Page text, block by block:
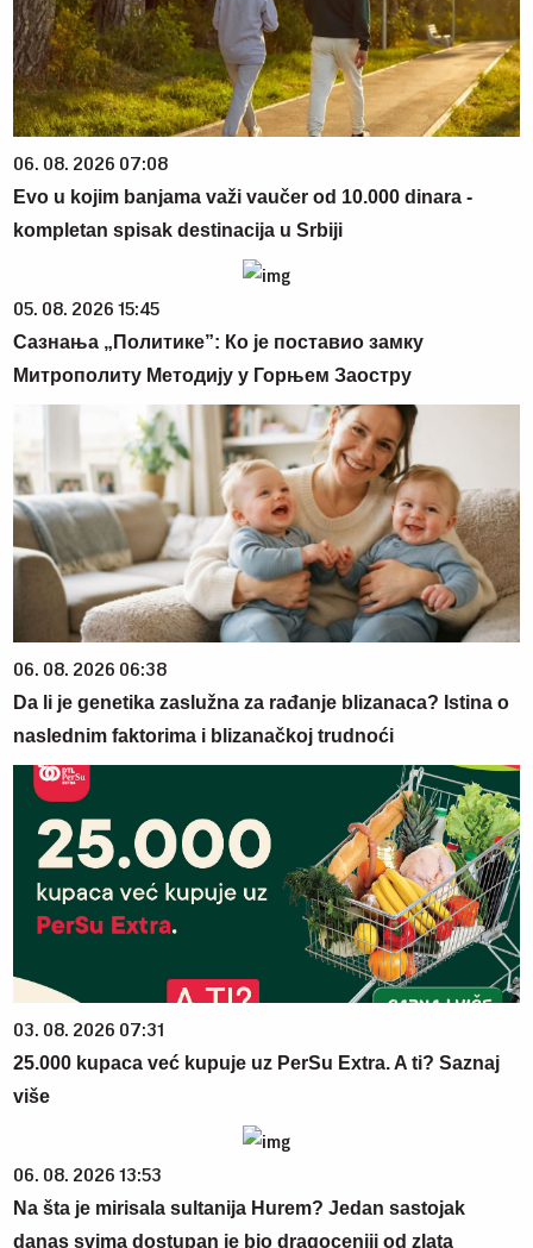
06. 08. 2026 07:08
Evo u kojim banjama važi vaučer od 10.000 dinara -
kompletan spisak destinacija u Srbiji
05. 08. 2026 15:45
Сазнања „Политике”: Ко је поставио замку
Митрополиту Методију у Горњем Заостру
06. 08. 2026 06:38
Da li je genetika zaslužna za rađanje blizanaca? Istina o
naslednim faktorima i blizanačkoj trudnoći
03. 08. 2026 07:31
25.000 kupaca već kupuje uz PerSu Extra. A ti? Saznaj
više
06. 08. 2026 13:53
Na šta je mirisala sultanija Hurem? Jedan sastojak
danas svima dostupan je bio dragoceniji od zlata